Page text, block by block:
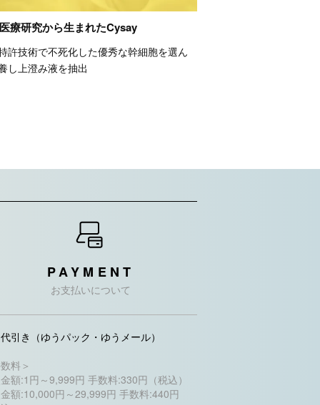
療研究から生まれたCysay
許技術で不死化した優秀な幹細胞を選ん
し上澄み液を抽出
PAYMENT
お支払いについて
引き（ゆうパック・ゆうメール）
料＞
額:1円～9,999円 手数料:330円（税込）
額:10,000円～29,999円 手数料:440円